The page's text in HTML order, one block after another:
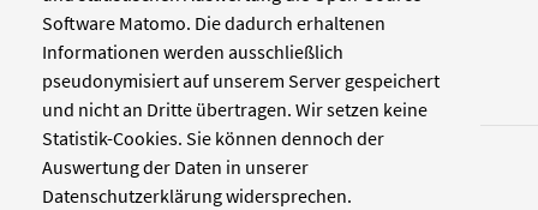
Software Matomo. Die dadurch erhaltenen
Informationen werden ausschließlich
pseudonymisiert auf unserem Server gespeichert
und nicht an Dritte übertragen. Wir setzen keine
Statistik-Cookies. Sie können dennoch der
Auswertung der Daten in unserer
Datenschutzerklärung widersprechen.
40233 Düsseldorf
www.zellwerk.com